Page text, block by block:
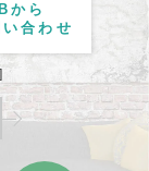
から
い合わせ